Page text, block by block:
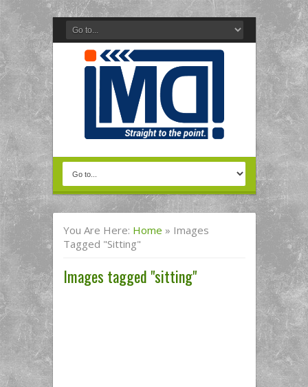
You Are Here: Home » Images
Tagged "sitting"
Images tagged "sitting"